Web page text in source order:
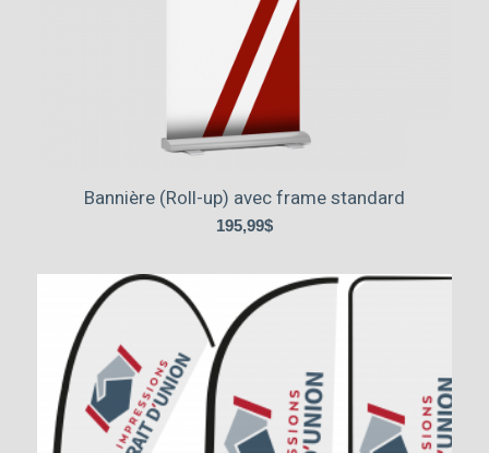
Bannière (Roll-up) avec frame standard
195,99$